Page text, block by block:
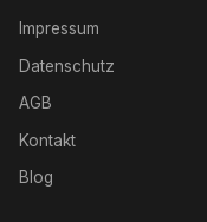
Impressum
Datenschutz
AGB
Kontakt
Blog